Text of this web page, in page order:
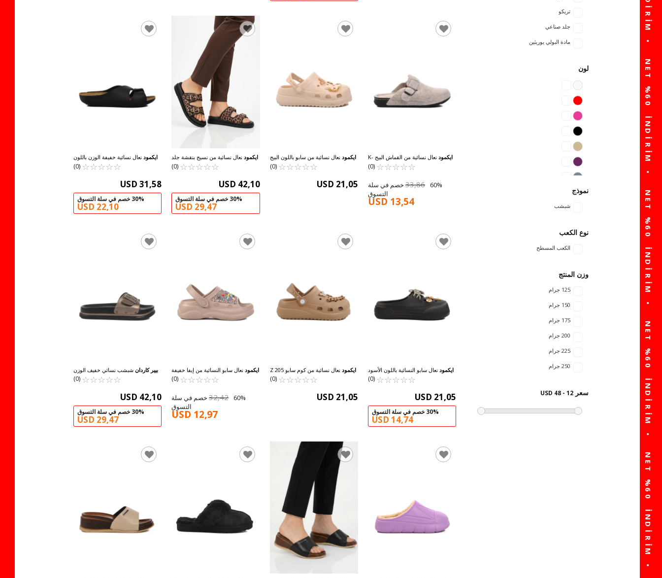
تريكو
جلد صناعي
مادة البولي يوريثين
لون
نموذج
شبشب
نوع الكعب
الكعب المسطح
وزن المنتج
125 جرام
150 جرام
175 جرام
200 جرام
225 جرام
250 جرام
سعر 12 - 48 USD
ايكمود نعال نسائية خفيفة الوزن باللون
الأسود 08-001 Z ☆
☆
☆
☆
☆ ★
★
★
★
★
(0)
USD 31,58
30% خصم في سلة التسوق
USD 22,10
ايكمودنعال نسائية من نسيج بنقشة جلد
النمر 238051 Z
☆
☆
☆
☆
☆ ★
★
★
★
★
(0)
USD 42,10
30% خصم في سلة التسوق
USD 29,47
ايكمود نعال نسائية من سابو باللون البيج
205 Z
☆
☆
☆
☆
☆ ★
★
★
★
★
(0)
USD 21,05
ايكمود
نعال نسائية من القماش البيج K-
9548 Z
☆
☆
☆
☆
☆ ★
★
★
★
★
(0)
33,8660% خصم في سلة
التسوق
USD 13,54
بيير كاردان شبشب نسائي خفيف الوزن
من البلاتين PC-7424 Z
☆
☆
☆
☆
☆ ★
★
★
★
★
(0)
USD 42,10
30% خصم في سلة التسوق
USD 29,47
ايكمودنعال سابو النسائية من إيفا خفيفة
الوزن مطرزة بفرو المنك E-800 Z
☆
☆
☆
☆
☆ ★
★
★
★
★
(0)
32,4260% خصم في سلة
التسوق
USD 12,97
ايكمود نعال نسائية من كوم سابو 205 Z
☆
☆
☆
☆
☆ ★
★
★
★
★
(0)
USD 21,05
ايكمود نعال سابو النسائية باللون الأسود
3404 Z
☆
☆
☆
☆
☆ ★
★
★
★
★
(0)
USD 21,05
30% خصم في سلة التسوق
USD 14,74